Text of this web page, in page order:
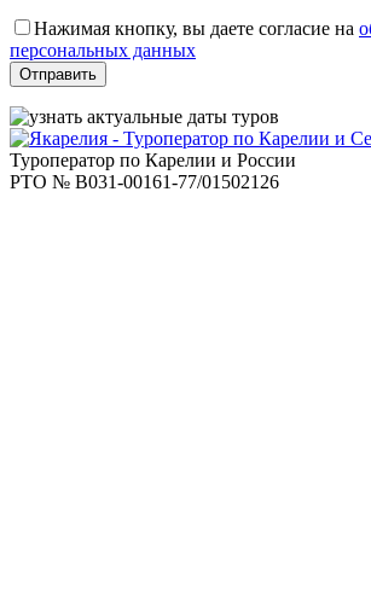
это
поле
пустым.
Нажимая кнопку, вы даете согласие на
персональных данных
Туроператор по Карелии и России
РТО № В031-00161-77/01502126